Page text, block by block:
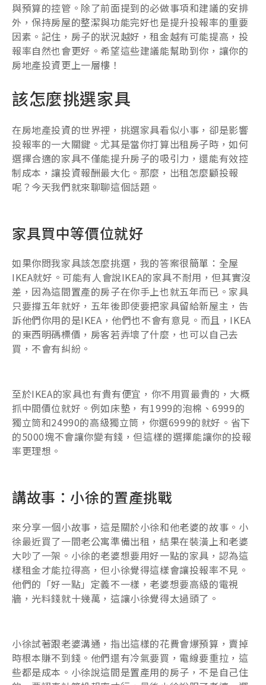
與預算的控管。除了前面提到的必做事項和建議的安排
外，保持房屋的整潔與功能完好也是提升投報率的重要
因素。記住，房子的狀況越好，租金越有可能提高，投
報率自然也會更好。希望這些建議能幫助到你，讓你的
房地產投資更上一層樓！
該怎麼挑選家具
在房地產投資的世界裡，挑選家具看似小事，卻是影響
投報率的一大關鍵。尤其是當你打算出租房子時，如何
選擇合適的家具不僅能提升房子的吸引力，還能有效控
制成本，讓投資報酬最大化。那麼，出租怎麼顧投報
呢？今天我們就來聊聊這個話題。
家具買中等價位就好
如果你問我家具該怎麼挑選，我的答案很簡單：全屋
IKEA就好。可能有人會說IKEA的家具不耐用，但其實沒
差，因為這間置產的房子在你手上也就五年而已。家具
只要撐五年就好，五年後即使要把家具留給新屋主，告
訴他們你用的是IKEA，他們也不會有意見。而且，IKEA
的東西明碼標價，房客若弄壞了什麼，也可以自己去
買，不會有糾紛。
至於IKEA的家具也有貴有便宜，你不用買最貴的，大概
抓中間價位就好。例如床墊，有1999的泡棉、6999的
獨立筒和24990的高級獨立筒，你選6999的就好。省下
的5000塊不會讓你變有錢，但這樣的選擇能讓你的投報
率更理想。
講故事：小徐的置產挑戰
來分享一個小故事，這是關於小徐和他老婆的故事。小
徐最近買了一間老公寓準備出租，結果在裝潢上和老婆
大吵了一架。小徐的老婆想要用好一點的家具，認為這
樣租金才能拉得高，但小徐覺得這樣會讓投報率不見。
他們的「好一點」定義不一樣，老婆想要高級的電視
牆，光料錢就十幾萬，這讓小徐覺得太過頭了。
小徐試著跟老婆溝通，指出這樣的花費會爆預算，賣掉
時根本賺不到錢。他們還有冷氣要買，電線要重拉，這
些都是成本。小徐說這間是置產用的房子，不是自己住